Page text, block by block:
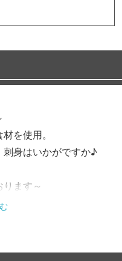
を使用。
身はいかがですか♪
ます～
獲れる新鮮なふぐをご